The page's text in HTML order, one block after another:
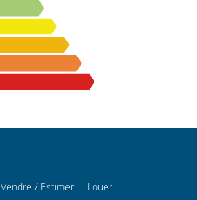
Vendre / Estimer Louer